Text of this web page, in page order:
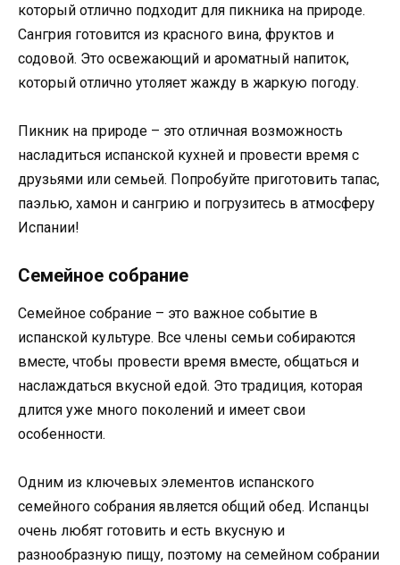
который отлично подходит для пикника на природе.
Сангрия готовится из красного вина, фруктов и
содовой. Это освежающий и ароматный напиток,
который отлично утоляет жажду в жаркую погоду.
Пикник на природе – это отличная возможность
насладиться испанской кухней и провести время с
друзьями или семьей. Попробуйте приготовить тапас,
паэлью, хамон и сангрию и погрузитесь в атмосферу
Испании!
Семейное собрание
Семейное собрание – это важное событие в
испанской культуре. Все члены семьи собираются
вместе, чтобы провести время вместе, общаться и
наслаждаться вкусной едой. Это традиция, которая
длится уже много поколений и имеет свои
особенности.
Одним из ключевых элементов испанского
семейного собрания является общий обед. Испанцы
очень любят готовить и есть вкусную и
разнообразную пищу, поэтому на семейном собрании